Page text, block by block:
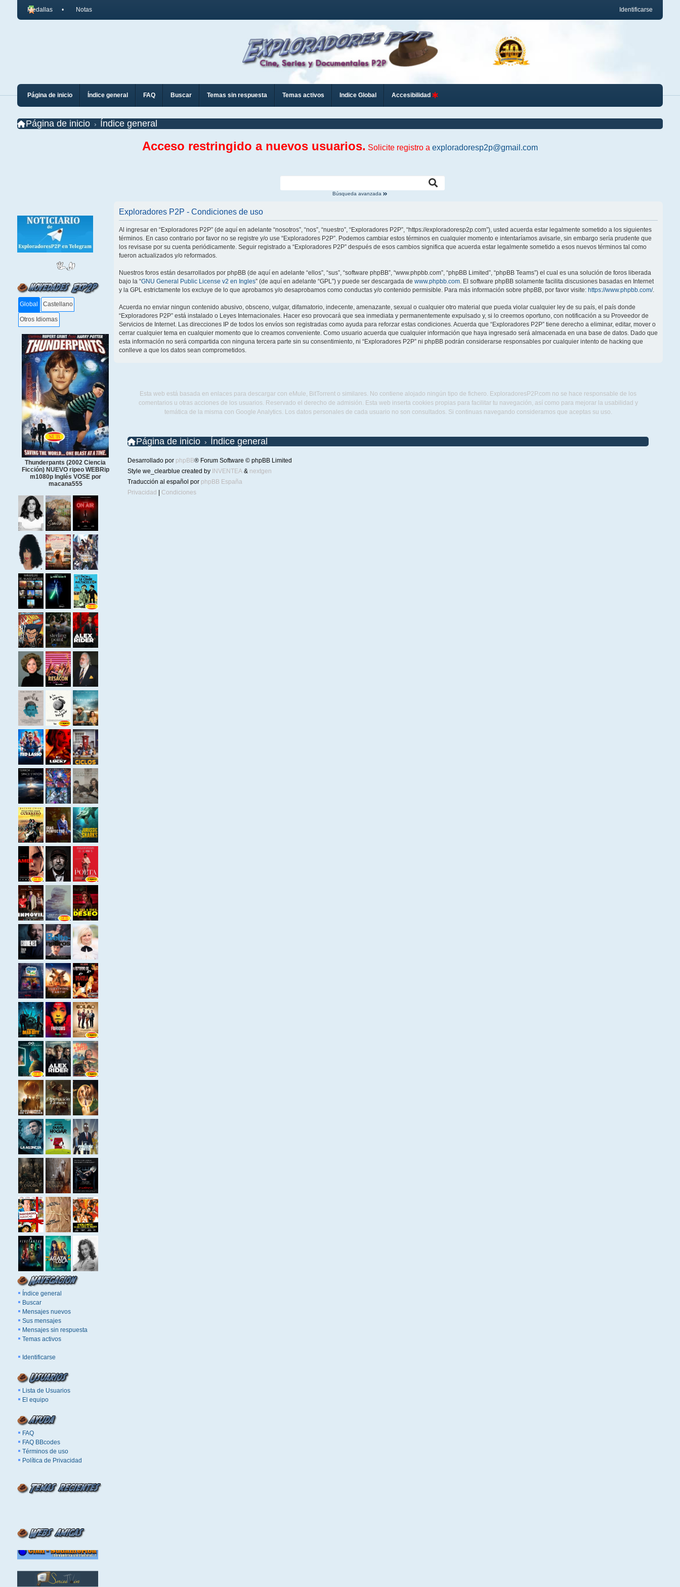
Identificarse
Medallas Notas
Página de inicio Índice general FAQ Buscar Temas sin respuesta Temas activos Indice Global Accesibilidad
Página de inicio Índice general
Acceso restringido a nuevos usuarios. Solicite registro a exploradoresp2p@gmail.com
Búsqueda avanzada
Global Castellano
Otros Idiomas
Thunderpants (2002 Ciencia
Ficción) NUEVO ripeo WEBRip
m1080p Inglés VOSE por
macana555
Índice general
Buscar
Mensajes nuevos
Sus mensajes
Mensajes sin respuesta
Temas activos
Identificarse
Lista de Usuarios
El equipo
FAQ
FAQ BBcodes
Términos de uso
Política de Privacidad
Exploradores P2P - Condiciones de uso
Al ingresar en “Exploradores P2P” (de aquí en adelante “nosotros”, “nos”, “nuestro”, “Exploradores P2P”, “https://exploradoresp2p.com”), usted acuerda estar legalmente sometido a los siguientes
términos. En caso contrario por favor no se registre y/o use “Exploradores P2P”. Podemos cambiar estos términos en cualquier momento e intentaríamos avisarle, sin embargo sería prudente que
los revisase por su cuenta periódicamente. Seguir registrado a “Exploradores P2P” después de esos cambios significa que acuerda estar legalmente sometido a esos nuevos términos tal como
fueron actualizados y/o reformados.
Nuestros foros están desarrollados por phpBB (de aquí en adelante “ellos”, “sus”, “software phpBB”, “www.phpbb.com”, “phpBB Limited”, “phpBB Teams”) el cual es una solución de foros liberada
bajo la “GNU General Public License v2 en Ingles” (de aquí en adelante “GPL”) y puede ser descargada de www.phpbb.com. El software phpBB solamente facilita discusiones basadas en Internet
y la GPL estrictamente los excluye de lo que aprobamos y/o desaprobamos como conductas y/o contenido permisible. Para más información sobre phpBB, por favor visite: https://www.phpbb.com/.
Acuerda no enviar ningun contenido abusivo, obsceno, vulgar, difamatorio, indecente, amenazante, sexual o cualquier otro material que pueda violar cualquier ley de su país, el país donde
“Exploradores P2P” está instalado o Leyes Internacionales. Hacer eso provocará que sea inmediata y permanentemente expulsado y, si lo creemos oportuno, con notificación a su Proveedor de
Servicios de Internet. Las direcciones IP de todos los envíos son registradas como ayuda para reforzar estas condiciones. Acuerda que “Exploradores P2P” tiene derecho a eliminar, editar, mover o
cerrar cualquier tema en cualquier momento que lo creamos conveniente. Como usuario acuerda que cualquier información que haya ingresado será almacenada en una base de datos. Dado que
esta información no será compartida con ninguna tercera parte sin su consentimiento, ni “Exploradores P2P” ni phpBB podrán considerarse responsables por cualquier intento de hacking que
conlleve a que los datos sean comprometidos.
Esta web está basada en enlaces para descargar con eMule, BitTorrent o similares. No contiene alojado ningún tipo de fichero. ExploradoresP2P.com no se hace responsable de los
comentarios u otras acciones de los usuarios. Reservado el derecho de admisión. Esta web inserta cookies propias para facilitar tu navegación, así como para mejorar la usabilidad y
temática de la misma con Google Analytics. Los datos personales de cada usuario no son consultados. Si continuas navegando consideramos que aceptas su uso.
Página de inicio Índice general
Desarrollado por phpBB® Forum Software © phpBB Limited
Style we_clearblue created by INVENTEA& nextgen
Traducción al español por phpBB España
Privacidad
Condiciones